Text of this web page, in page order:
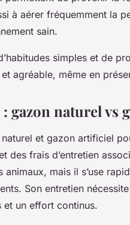
à aérer fréquemment la
sain.
simples et de
agréable, même en
gazon naturel
et gazon artificiel
des frais d’entretien
mais il s’use
Son entretien
et un effort continus.